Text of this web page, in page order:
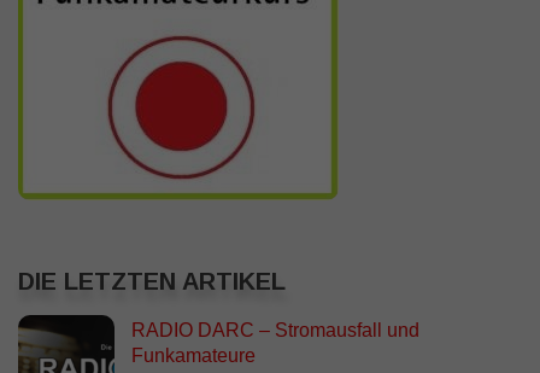
DIE LETZTEN ARTIKEL
RADIO DARC – Stromausfall und
Funkamateure